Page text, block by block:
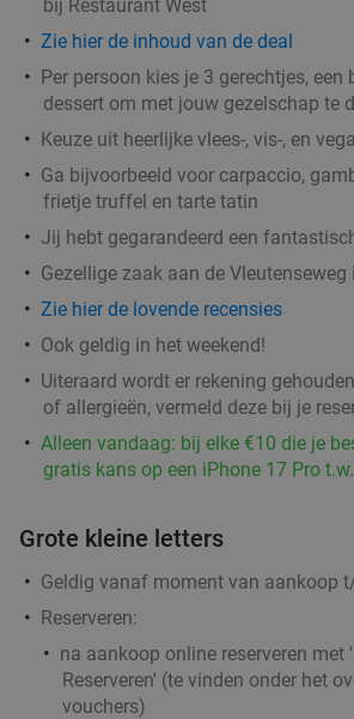
Restaurant Florent
Verkocht: 140
All-You-Can-Eat sushilunch (2
Domplein in Utrecht
Morgen Wo Do Vr Za
Zo
Sushi Koi Utrecht
Utrecht
Verkocht: 2.756
Utrecht
Vandaag
Morgen Wo Do Vr
Utrecht
Verkocht: 680
bij Restaurant West
Zie hier de inhoud van de deal
Per persoon kies je 3 gerechtjes, een
dessert om met jouw gezelschap te
Keuze uit heerlijke vlees-, vis-, en
Ga bijvoorbeeld voor carpaccio,
frietje truffel en tarte tatin
Jij hebt gegarandeerd een
Gezellige zaak aan de
Zie hier de lovende recensies
Ook geldig in het weekend!
Uiteraard wordt er rekening
of allergieën, vermeld deze bij je
Alleen vandaag: bij elke €10 die je
gratis kans op een iPhone 17 Pro
Grote kleine letters
Geldig vanaf moment van aankoop
Reserveren:
na aankoop online reserveren met
Reserveren' (te vinden onder het
vouchers)